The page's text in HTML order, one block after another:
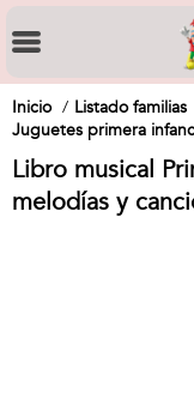
Inicio Listado familias
Juguetes primera
Libro musical
melodías y